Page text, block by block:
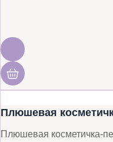
Плюшевая
Плюшевая косметичка-